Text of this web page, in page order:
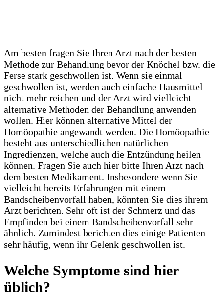
Am besten fragen Sie Ihren Arzt nach der besten
Methode zur Behandlung bevor der Knöchel bzw. die
Ferse stark geschwollen ist. Wenn sie einmal
geschwollen ist, werden auch einfache Hausmittel
nicht mehr reichen und der Arzt wird vielleicht
alternative Methoden der Behandlung anwenden
wollen. Hier können alternative Mittel der
Homöopathie angewandt werden. Die Homöopathie
besteht aus unterschiedlichen natürlichen
Ingredienzen, welche auch die Entzündung heilen
können. Fragen Sie auch hier bitte Ihren Arzt nach
dem besten Medikament. Insbesondere wenn Sie
vielleicht bereits Erfahrungen mit einem
Bandscheibenvorfall haben, könnten Sie dies ihrem
Arzt berichten. Sehr oft ist der Schmerz und das
Empfinden bei einem Bandscheibenvorfall sehr
ähnlich. Zumindest berichten dies einige Patienten
sehr häufig, wenn ihr Gelenk geschwollen ist.
Welche Symptome sind hier
üblich?